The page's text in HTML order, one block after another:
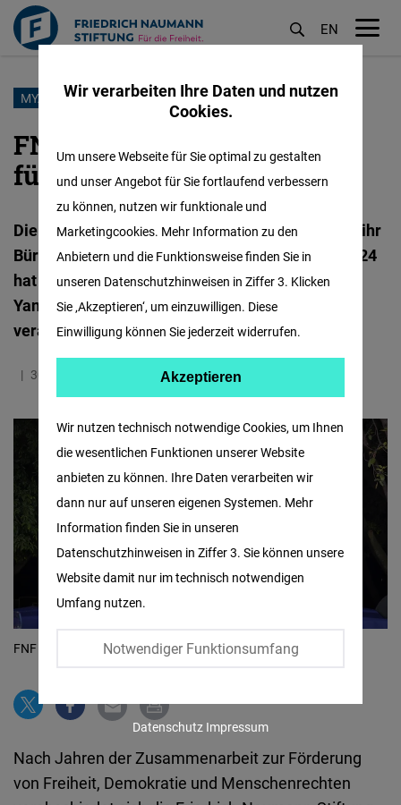
Direkt
Inhalt
EN
MYANMAR
FNF Myanmar: Vielen Dank
für die Reise!
Die Friedrich-Naumann-Stiftung für Freiheit hat ihr
Büro in Myanmar geschlossen. Im Dezember 2024
hat sich FNF mit einer letzten Veranstaltung in
Yangon von langlährigen Partnern und Alumni
verabschiedet.
30.01.2025 8.9 Minuten Myanmar
FNF Staff in Myanmar Project© FNF Myanmar
Nach Jahren der Zusammenarbeit zur Förderung
von Freiheit, Demokratie und Menschenrechten
Wir verarbeiten Ihre Daten und nutzen
Cookies.
Wir nutzen technisch notwendige Cookies, um Ihnen
die wesentlichen Funktionen unserer Website
anbieten zu können. Ihre Daten verarbeiten wir
dann nur auf unseren eigenen Systemen. Mehr
Information finden Sie in unseren
Datenschutzhinweisen in Ziffer 3. Sie können unsere
Website damit nur im technisch notwendigen
Umfang nutzen.
Notwendiger Funktionsumfang
Um unsere Webseite für Sie optimal zu gestalten
und unser Angebot für Sie fortlaufend verbessern
zu können, nutzen wir funktionale und
Marketingcookies. Mehr Information zu den
Anbietern und die Funktionsweise finden Sie in
unseren Datenschutzhinweisen in Ziffer 3. Klicken
Sie ‚Akzeptieren‘, um einzuwilligen. Diese
Einwilligung können Sie jederzeit widerrufen.
Facebook
Embed
Twitter
Embed
Instagram
Embed
Google
Maps
Akzeptieren
Datenschutz Impressum